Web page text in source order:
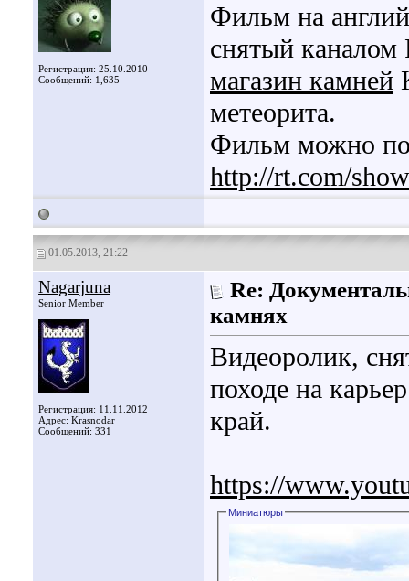
Регистрация: 25.10.2010
Сообщений: 1,635
Фильм на
снятый каналом
магазин камней
метеорита.
Фильм можно
http://rt.com/
01.05.2013, 21:22
Nagarjuna
Senior Member
Регистрация: 11.11.2012
Адрес: Krasnodar
Сообщений: 331
Re:
камнях
Видеоролик,
походе на
край.
https://
Миниатюры